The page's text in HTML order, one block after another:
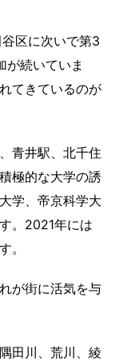
区に次いで第3
が続いていま
てきているのが
青井駅、北千住
極的な大学の誘
学、帝京科学大
。2021年には
。
が街に活気を与
田川、荒川、綾